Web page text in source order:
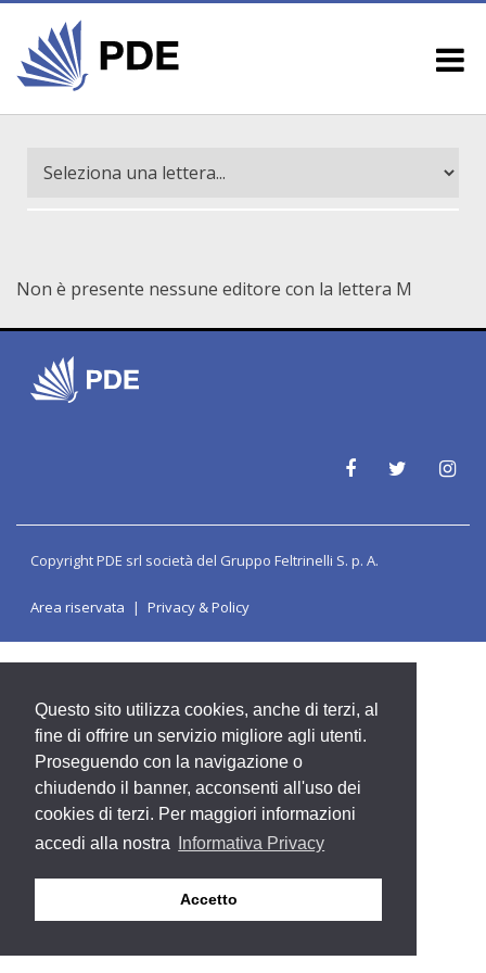
Questo sito utilizza cookies, anche di terzi, al
fine di offrire un servizio migliore agli utenti.
Proseguendo con la navigazione o
chiudendo il banner, acconsenti all'uso dei
cookies di terzi. Per maggiori informazioni
accedi alla nostra
Informativa Privacy
Accetto
Non è presente nessune editore con la lettera M
Copyright PDE srl società del Gruppo Feltrinelli S. p. A.
Area riservata Privacy & Policy